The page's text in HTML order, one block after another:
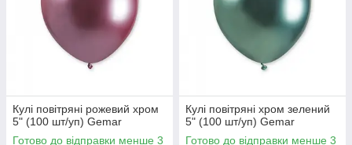
Кулі латексні хром упаковані по 50-100 шт. Є набори з
однаковими відтінками і квітами, а можна вибрати мікс кульок
хром. Головне, щоб мінімальне замовлення на нашому сайті
становив не менше 500 грн.
Кулі повітряні рожевий хром
5" (100 шт/уп) Gemar
Готово до відправки менше 3
Кулі повітряні хром зелений
5" (100 шт/уп) Gemar
Готово до відправки менше 3